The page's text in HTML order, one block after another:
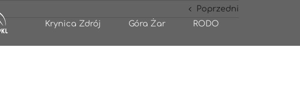
Krynica Zdrój Góra Żar RODO
Poprzedni